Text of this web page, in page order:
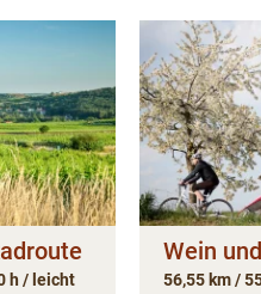
h / leicht
Wein
56,55 km /